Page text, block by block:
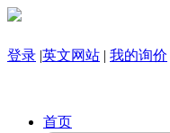
登录 |英文网站 | 我的询价
首页